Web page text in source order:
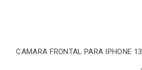
CAMARA FRONTAL PARA IPHONE 13